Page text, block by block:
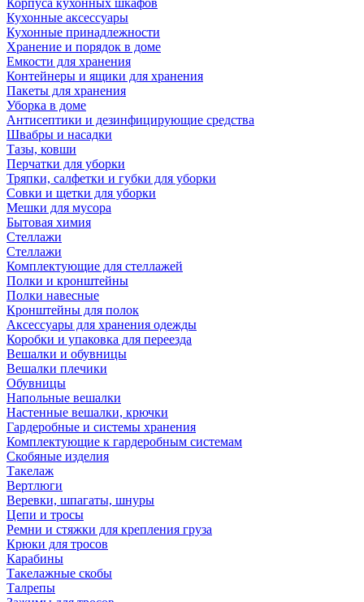
Корпуса кухонных шкафов
Кухонные аксессуары
Кухонные принадлежности
Хранение и порядок в доме
Емкости для хранения
Контейнеры и ящики для хранения
Пакеты для хранения
Уборка в доме
Антисептики и дезинфицирующие средства
Швабры и насадки
Тазы, ковши
Перчатки для уборки
Тряпки, салфетки и губки для уборки
Совки и щетки для уборки
Мешки для мусора
Бытовая химия
Стеллажи
Стеллажи
Комплектующие для стеллажей
Полки и кронштейны
Полки навесные
Кронштейны для полок
Аксессуары для хранения одежды
Коробки и упаковка для переезда
Вешалки и обувницы
Вешалки плечики
Обувницы
Напольные вешалки
Настенные вешалки, крючки
Гардеробные и системы хранения
Комплектующие к гардеробным системам
Скобяные изделия
Такелаж
Вертлюги
Веревки, шпагаты, шнуры
Цепи и тросы
Ремни и стяжки для крепления груза
Крюки для тросов
Карабины
Такелажные скобы
Талрепы